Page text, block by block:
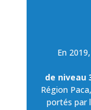
En
de niveau
Région
portés par